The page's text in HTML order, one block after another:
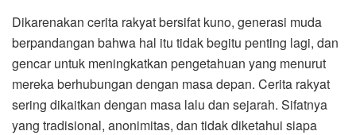
Dikarenakan cerita rakyat bersifat kuno, generasi muda
berpandangan bahwa hal itu tidak begitu penting lagi, dan
gencar untuk meningkatkan pengetahuan yang menurut
mereka berhubungan dengan masa depan. Cerita rakyat
sering dikaitkan dengan masa lalu dan sejarah. Sifatnya
yang tradisional, anonimitas, dan tidak diketahui siapa